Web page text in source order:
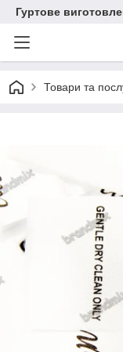
Гуртове
Товари та